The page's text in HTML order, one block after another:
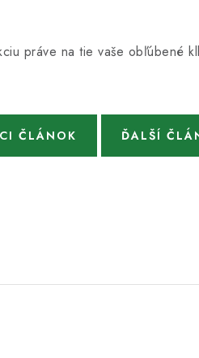
práve na tie vaše obľúbené
ČLÁNOK ĎALŠÍ